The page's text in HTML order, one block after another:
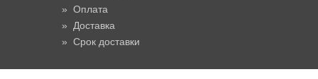
» Оплата
» Доставка
» Срок доставки